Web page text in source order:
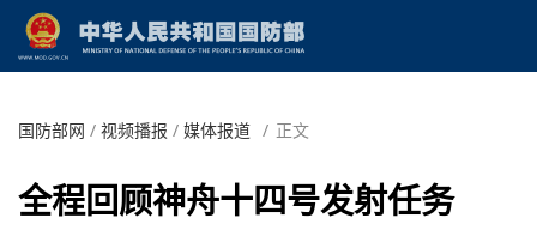
国防部网 / 视频播报 / 媒体报道 / 正文
全程回顾神舟十四号发射任务